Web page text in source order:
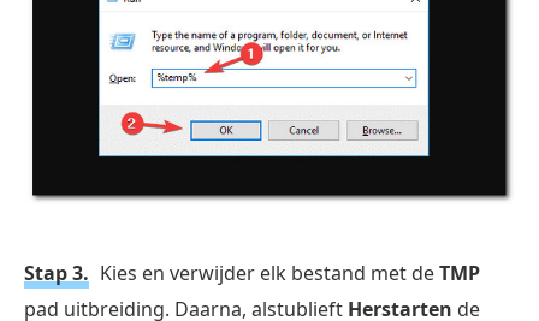
Stap 3. Kies en verwijder elk bestand met deTMP
pad uitbreiding. Daarna, alstublieft Herstarten de